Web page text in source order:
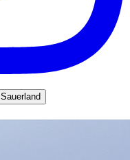
Sauerland